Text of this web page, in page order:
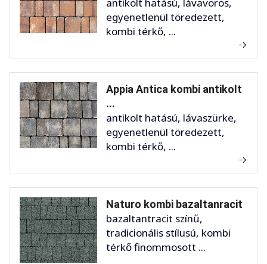
egyenetlenül töredezett,
kombi térkő, ...
Appia Antica kombi antikolt
...
antikolt hatású, lávaszürke,
egyenetlenül töredezett,
kombi térkő, ...
Naturo kombi bazaltanracit
bazaltantracit színű,
tradicionális stílusú, kombi
térkő finommosott ...